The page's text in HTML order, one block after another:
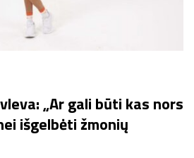
„Ar gali būti kas nors
išgelbėti žmonių